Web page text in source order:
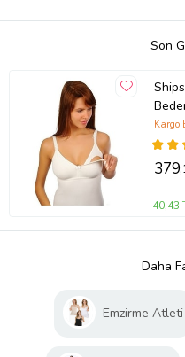
Son
Kargo
379
40,43
Daha
Emzirme Atleti